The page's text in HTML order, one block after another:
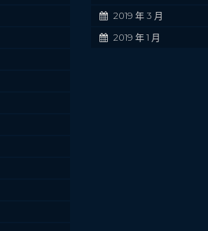
2019 年 3 月
2019 年 1 月